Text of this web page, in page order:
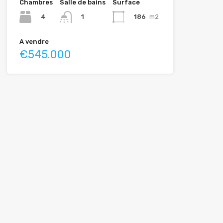
Chambres
4
Salle de bains
1
Surface
186 m2
A vendre
€545.000